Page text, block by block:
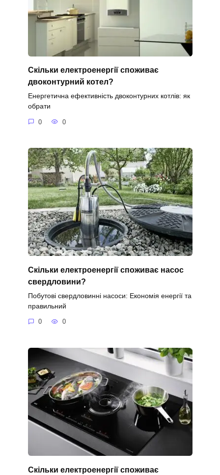
Скільки електроенергії споживає
двоконтурний котел?
Енергетична ефективність двоконтурних котлів: як
обрати
0 0
Скільки електроенергії споживає насос
свердловини?
Побутові свердловинні насоси: Економія енергії та
правильний
0 0
Скільки електроенергії споживає